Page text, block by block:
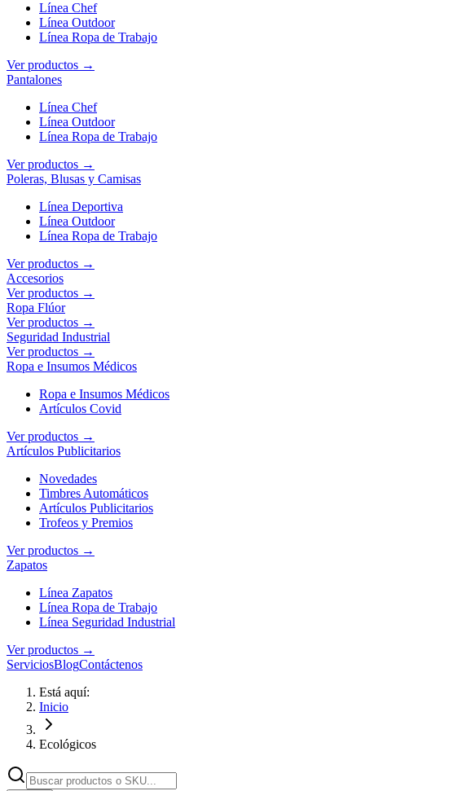
Línea Chef
Línea Outdoor
Línea Ropa de Trabajo
Ver productos →
Pantalones
Línea Chef
Línea Outdoor
Línea Ropa de Trabajo
Ver productos →
Poleras, Blusas y Camisas
Línea Deportiva
Línea Outdoor
Línea Ropa de Trabajo
Ver productos →
Accesorios
Ver productos →
Ropa Flúor
Ver productos →
Seguridad Industrial
Ver productos →
Ropa e Insumos Médicos
Ropa e Insumos Médicos
Artículos Covid
Ver productos →
Artículos Publicitarios
Novedades
Timbres Automáticos
Artículos Publicitarios
Trofeos y Premios
Ver productos →
Zapatos
Línea Zapatos
Línea Ropa de Trabajo
Línea Seguridad Industrial
Ver productos →
ServiciosBlogContáctenos
Está aquí:
Inicio
Ecológicos